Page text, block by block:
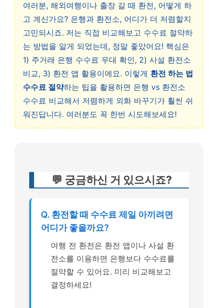
여러분, 해외여행이나 출장 갈 때 환전, 어떻게 하
고 계신가요? 은행과 환전소, 어디가 더 저렴할지
고민되시죠. 저는 직접 비교해보고 수수료 절약하
는 방법을 알게 되었는데, 정말 좋았어요! 핵심은
1) 주거래 은행 수수료 우대 확인, 2) 사설 환전소
비교, 3) 환전 앱 활용이에요. 이렇게 환전 하는 법
수수료 절약하는 팁을 활용하면 은행 vs 환전소
수수료 비교해서 저렴하게 외화 바꾸기가 훨씬 쉬
워진답니다. 여러분도 꼭 한번 시도해보세요!
💬 궁금하신 거 있으시죠?
Q. 환전할 때 수수료 제일 아끼려면
어디가 좋을까요?
여행 전 환전은 환전 앱이나 사설 환
전소를 이용하면 은행보다 수수료를
절약할 수 있어요. 미리 비교해보고
결정하세요!